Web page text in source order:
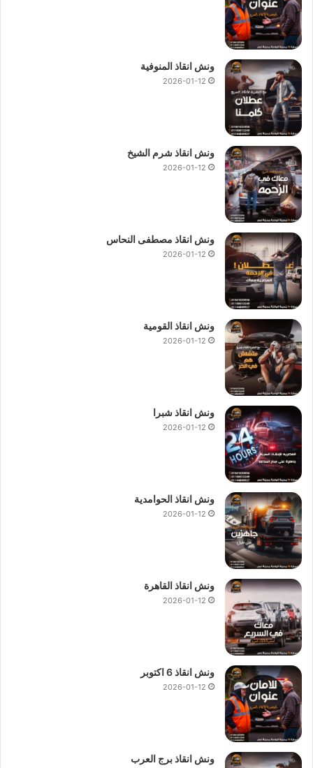
ونش انقاذ المنوفية
2026-01-12
ونش انقاذ شرم الشيخ
2026-01-12
ونش انقاذ مصطفى النحاس
2026-01-12
ونش انقاذ القومية
2026-01-12
ونش انقاذ شبرا
2026-01-12
ونش انقاذ الحوامدية
2026-01-12
ونش انقاذ القاهرة
2026-01-12
ونش انقاذ 6 اكتوبر
2026-01-12
ونش انقاذ برج العرب